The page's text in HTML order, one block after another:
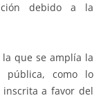
debido a la
que se amplía la
como lo
a favor del